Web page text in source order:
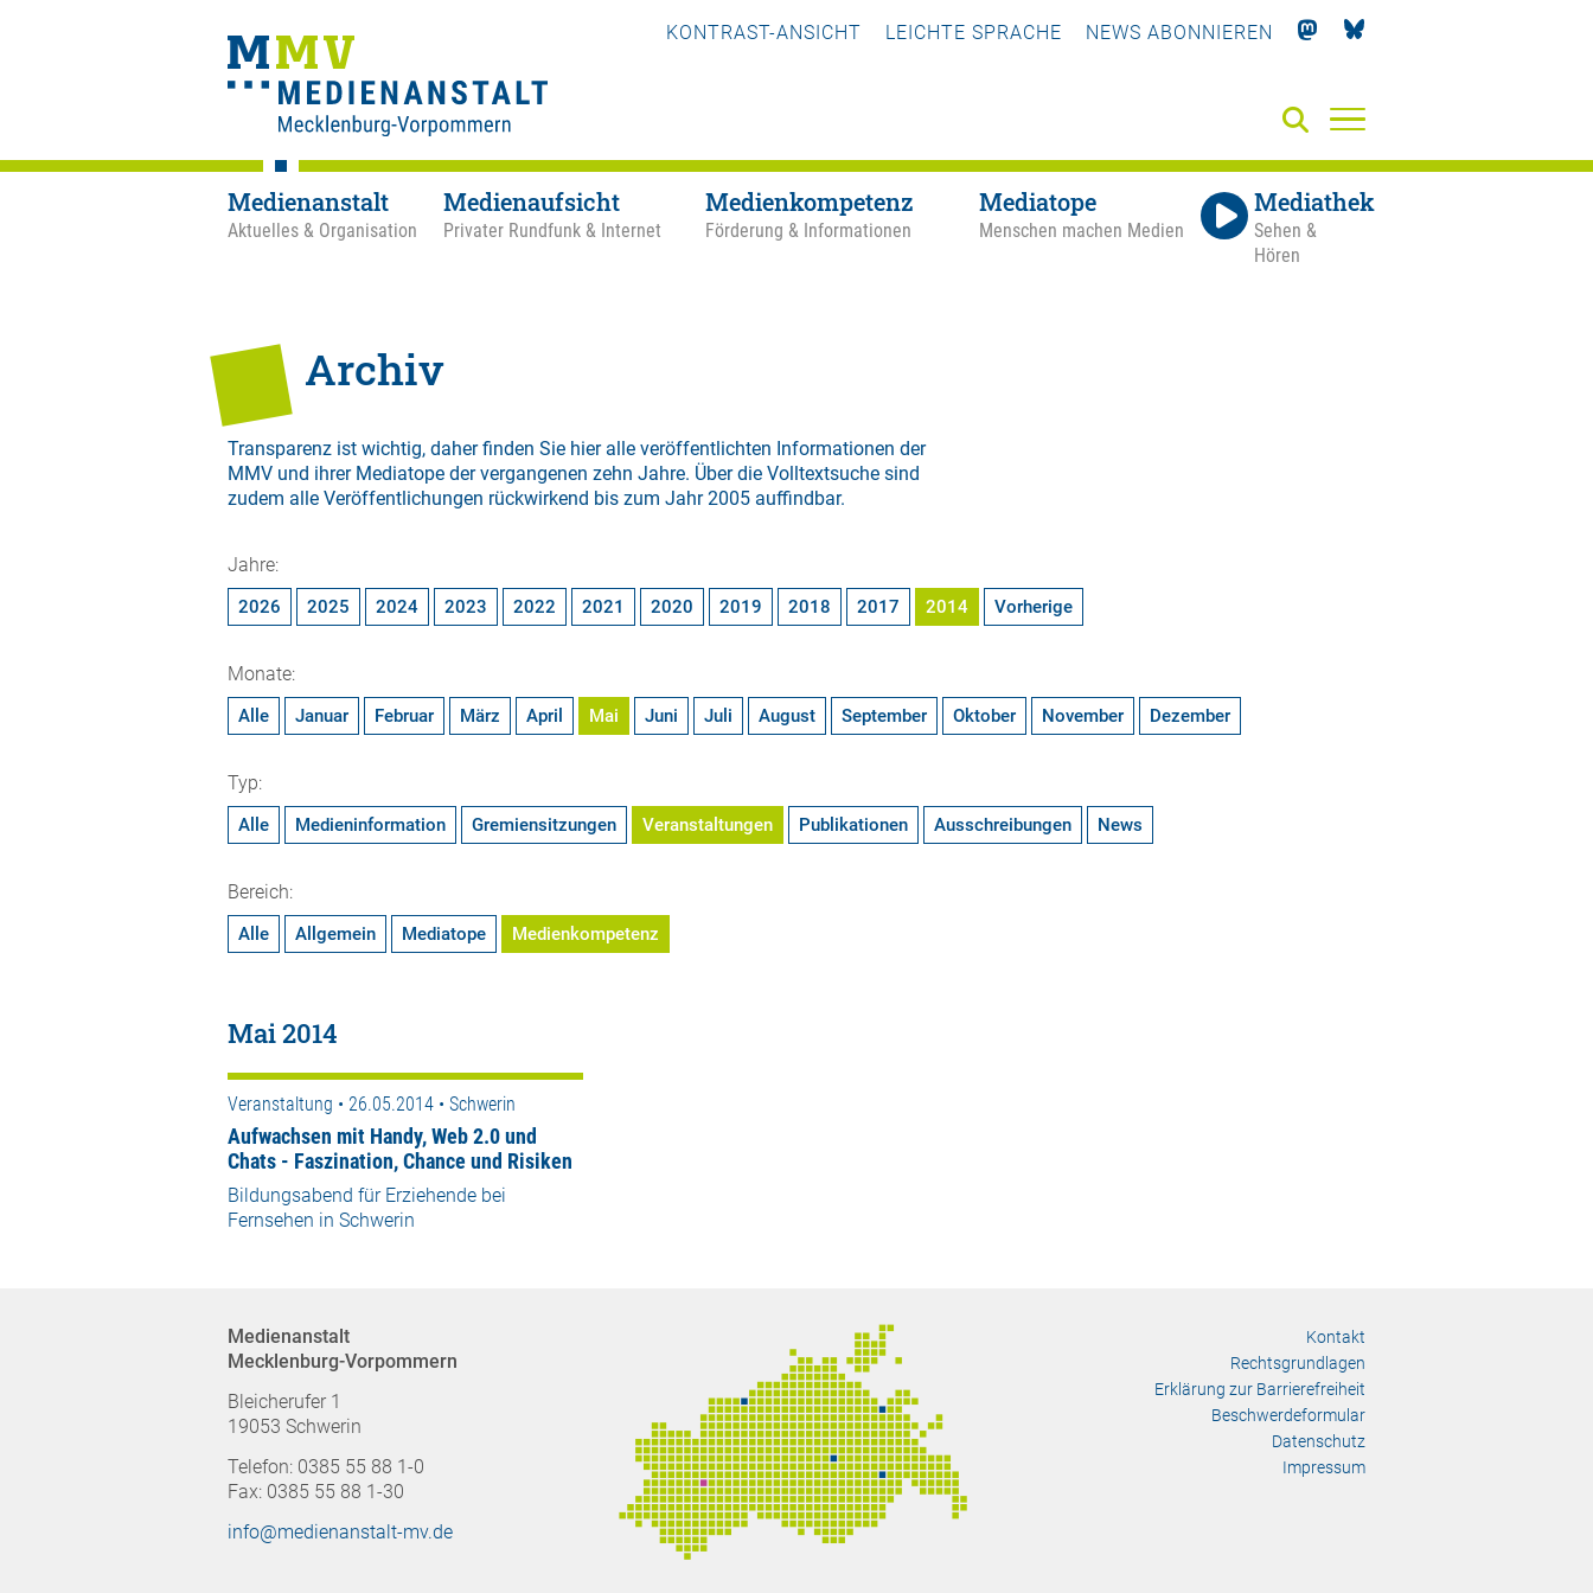
KONTRAST-ANSICHT LEICHTE SPRACHE NEWS ABONNIEREN
Medienanstalt
Aktuelles & Organisation
Medienaufsicht
Privater Rundfunk & Internet
Medienkompetenz
Förderung & Informationen
Mediatope
Menschen machen Medien
Mediathek
Sehen &
Hören
Archiv
Transparenz ist wichtig, daher finden Sie hier alle veröffentlichten Informationen der
MMV und ihrer Mediatope der vergangenen zehn Jahre. Über die Volltextsuche sind
zudem alle Veröffentlichungen rückwirkend bis zum Jahr 2005 auffindbar.
Jahre:
2026 2025 2024 2023 2022 2021 2020 2019 2018 2017 2014 Vorherige
Monate:
Alle Januar Februar März April Mai Juni Juli August September Oktober November Dezember
Typ:
Alle Medieninformation Gremiensitzungen Veranstaltungen Publikationen Ausschreibungen News
Bereich:
Alle Allgemein Mediatope Medienkompetenz
Mai 2014
Veranstaltung • 26.05.2014 • Schwerin
Aufwachsen mit Handy, Web 2.0 und
Chats - Faszination, Chance und Risiken
Bildungsabend für Erziehende bei
Fernsehen in Schwerin
Medienanstalt
Mecklenburg-Vorpommern
Bleicherufer 1
19053 Schwerin
Telefon: 0385 55 88 1-0
Fax: 0385 55 88 1-30
info@medienanstalt-mv.de
Kontakt
Rechtsgrundlagen
Erklärung zur Barrierefreiheit
Beschwerdeformular
Datenschutz
Impressum